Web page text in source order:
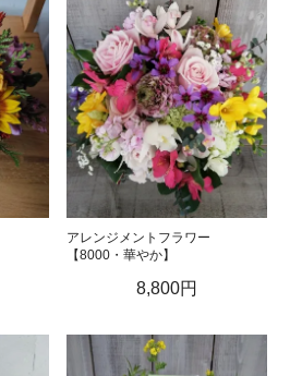
アレンジメントフラワー
【8000・華やか】
8,800円